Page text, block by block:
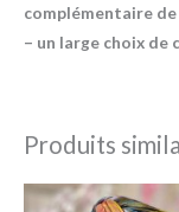
complémentaire
– un large choix de
Produits